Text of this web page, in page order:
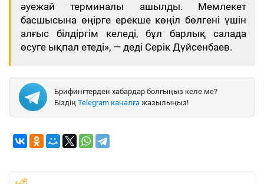
әуежай терминалы ашылды. Мемлекет
басшысына өңірге ерекше көңіл бөлгені үшін
алғыс білдіргім келеді, бұл барлық салада
өсуге ықпал етеді», — деді Серік Дүйсенбаев.
Брифингтерден хабардар болғыңыз келе ме?
Біздің Telegram каналға жазылыңыз!